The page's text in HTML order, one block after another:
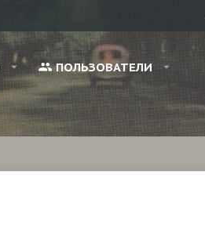
ПОЛЬЗОВАТЕЛИ